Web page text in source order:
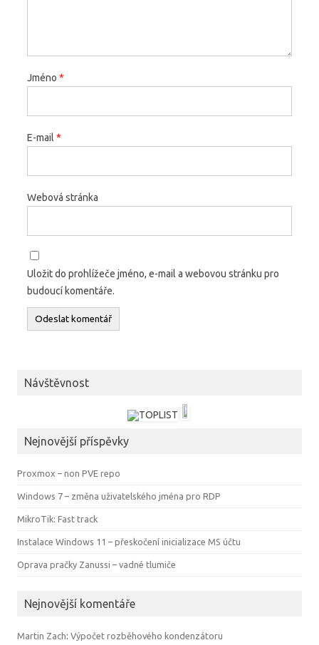
Jméno *
E-mail *
Webová stránka
Uložit do prohlížeče jméno, e-mail a webovou stránku pro
budoucí komentáře.
Návštěvnost
Nejnovější příspěvky
Proxmox – non PVE repo
Windows 7 – změna uživatelského jména pro RDP
MikroTik: Fast track
Instalace Windows 11 – přeskočení inicializace MS účtu
Oprava pračky Zanussi – vadné tlumiče
Nejnovější komentáře
Martin Zach: Výpočet rozběhového kondenzátoru